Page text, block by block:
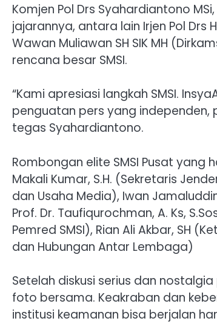
Komjen Pol Drs Syahardiantono
jajarannya, antara lain Irjen Pol Drs
Wawan Muliawan SH SIK MH
rencana besar SMSI.
“Kami apresiasi langkah SMSI.
penguatan pers yang independen,
tegas Syahardiantono.
Rombongan elite SMSI Pusat yang
Makali Kumar, S.H. (Sekretaris
dan Usaha Media), Iwan
Prof. Dr. Taufiqurochman, A. Ks,
Pemred SMSI), Rian Ali Akbar, SH
dan Hubungan Antar Lembaga)
Setelah diskusi serius dan
foto bersama. Keakraban dan
institusi keamanan bisa berjalan